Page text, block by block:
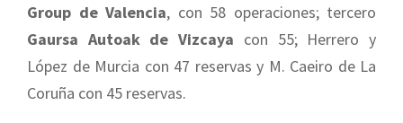
Group de Valencia, con 58 operaciones; tercero
Gaursa Autoak de Vizcaya con 55; Herrero y
López de Murcia con 47 reservas y M. Caeiro de La
Coruña con 45 reservas.